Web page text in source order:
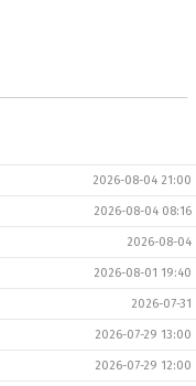
2026-08-04 21:00
2026-08-04 08:16
2026-08-04
2026-08-01 19:40
2026-07-31
2026-07-29 13:00
2026-07-29 12:00